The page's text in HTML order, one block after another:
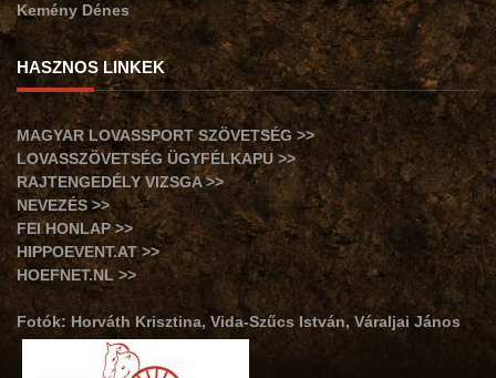
Kemény Dénes
HASZNOS LINKEK
MAGYAR LOVASSPORT SZÖVETSÉG >>
LOVASSZÖVETSÉG ÜGYFÉLKAPU >>
RAJTENGEDÉLY VIZSGA >>
NEVEZÉS >>
FEI HONLAP >>
HIPPOEVENT.AT >>
HOEFNET.NL >>
Fotók: Horváth Krisztina, Vida-Szűcs István, Váraljai János